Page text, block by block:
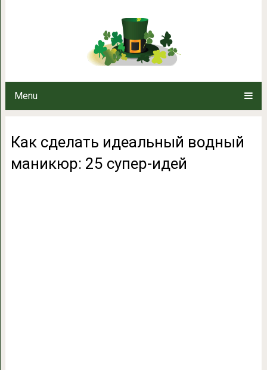
Menu
Как сделать идеальный
Как сделать идеальный водный
маникюр: 25 супер-идей